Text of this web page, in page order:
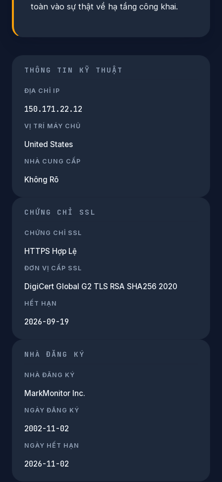
toàn vào sự thật về hạ tầng công khai.
THÔNG TIN KỸ THUẬT
ĐỊA CHỈ IP
150.171.22.12
VỊ TRÍ MÁY CHỦ
United States
NHÀ CUNG CẤP
Không Rõ
CHỨNG CHỈ SSL
CHỨNG CHỈ SSL
HTTPS Hợp Lệ
ĐƠN VỊ CẤP SSL
DigiCert Global G2 TLS RSA SHA256 2020
HẾT HẠN
2026-09-19
NHÀ ĐĂNG KÝ
NHÀ ĐĂNG KÝ
MarkMonitor Inc.
NGÀY ĐĂNG KÝ
2002-11-02
NGÀY HẾT HẠN
2026-11-02